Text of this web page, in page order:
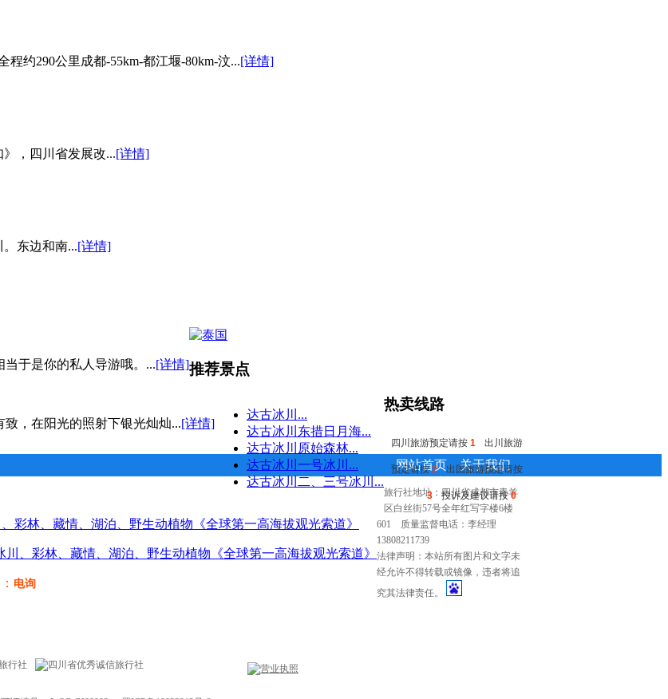
约290公里成都-55km-都江堰-80km-汶...[详情]
，四川省发展改...[详情]
东边和南...[详情]
于是你的私人导游哦。...[详情]
，在阳光的照射下银光灿灿...[详情]
推荐景点
达古冰川...
达古冰川东措日月海...
达古冰川原始森林...
达古冰川一号冰川...
达古冰川二、三号冰川...
热卖线路
、彩林、藏情、湖泊、野生动植物《全球第一高海拔观光索道》
电询
四川旅游预定请按 1 出川旅游
预定请按2 出国旅游预定请按
3 投诉及建议请按0
网站首页
关于我们
付款方式
友情连接
会员注册
法律律师
公司地图
免责声明
伪验证
旅行社地址：四川省成都市青羊
区白丝街57号全年红写字楼6楼
601 质量监督电话：李经理
13808211739
法律声明：本站所有图片和文字未
经允许不得转载或镜像，违者将追
究其法律责任。